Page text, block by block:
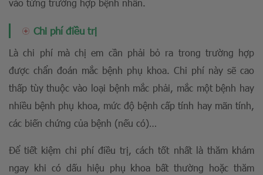
vào từng trường hợp bệnh nhân.
Chi phí điều trị
Là chi phí mà chị em cần phải bỏ ra trong trường hợp
được chẩn đoán mắc bệnh phụ khoa. Chi phí này sẽ cao
thấp tùy thuộc vào loại bệnh mắc phải, mắc một bệnh hay
nhiều bệnh phụ khoa, mức độ bệnh cấp tính hay mãn tính,
các biến chứng của bệnh (nếu có)…
Để tiết kiệm chi phí điều trị, cách tốt nhất là thăm khám
ngay khi có dấu hiệu phụ khoa bất thường hoặc thăm